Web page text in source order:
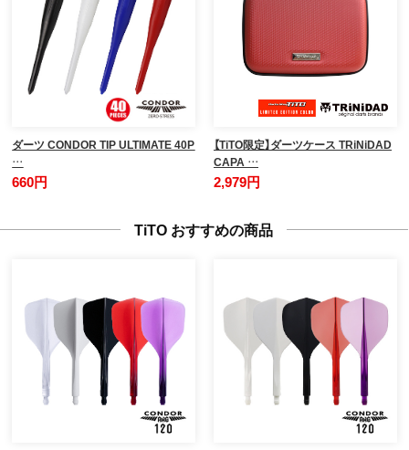
ダーツ CONDOR TIP ULTIMATE 40P
…
660円
【TiTO限定】ダーツケース TRiNiDAD
CAPA …
2,979円
TiTO おすすめの商品